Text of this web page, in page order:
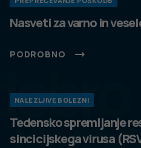
Nasveti za varno in
PODROBNO
NALEZLJIVE BOLEZNI
Tedensko spremljanje
sincicijskega virusa